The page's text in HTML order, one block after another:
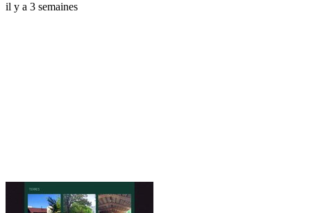
il y a 3 semaines